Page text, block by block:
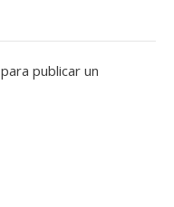
para publicar un